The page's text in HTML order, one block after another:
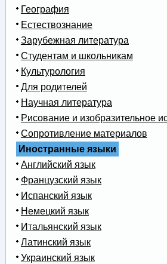
География
Естествознание
Зарубежная литература
Студентам и школьникам
Культурология
Для родителей
Научная литература
Рисование и изобразительное
Сопротивление материалов
Иностранные языки
Английский язык
Французский язык
Испанский язык
Немецкий язык
Итальянский язык
Латинский язык
Украинский язык